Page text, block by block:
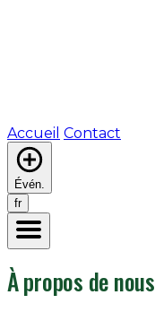
Accueil Contact
Évén.
fr
À propos de nous